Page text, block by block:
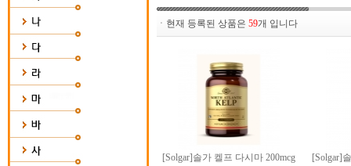
ㆍ현재 등록된 상품은 59개 입니다
[Solgar]솔가 켈프 다시마 200mcg
[Solgar]